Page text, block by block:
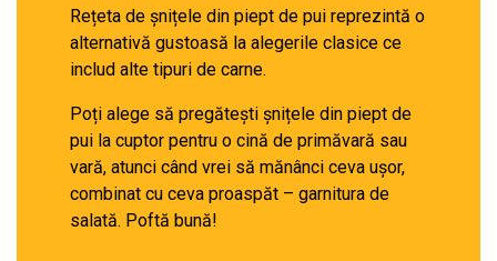
Rețeta de șnițele din piept de pui reprezintă o
alternativă gustoasă la alegerile clasice ce
includ alte tipuri de carne.
Poți alege să pregătești șnițele din piept de
pui la cuptor pentru o cină de primăvară sau
vară, atunci când vrei să mănânci ceva ușor,
combinat cu ceva proaspăt – garnitura de
salată. Poftă bună!